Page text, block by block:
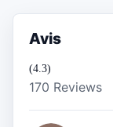
Avis
(4.3)
170 Reviews